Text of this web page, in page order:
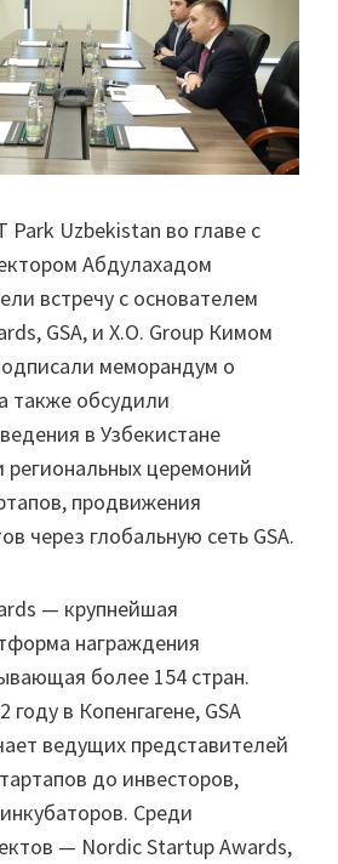
Park Uzbekistan во главе с
Абдулахадом
встречу с основателем
GSA, и X.O. Group Кимом
меморандум о
также обсудили
в Узбекистане
церемоний
продвижения
через глобальную сеть GSA.
— крупнейшая
награждения
более 154 стран.
году в Копенгагене, GSA
ведущих представителей
до инвесторов,
Среди
— Nordic Startup Awards,